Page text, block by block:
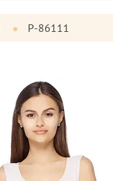
P-86111